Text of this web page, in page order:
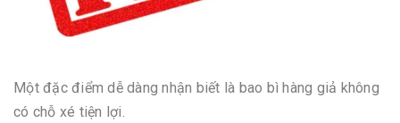
Một đặc điểm dễ dàng nhận biết là bao bì hàng giả không
có chỗ xé tiện lợi.